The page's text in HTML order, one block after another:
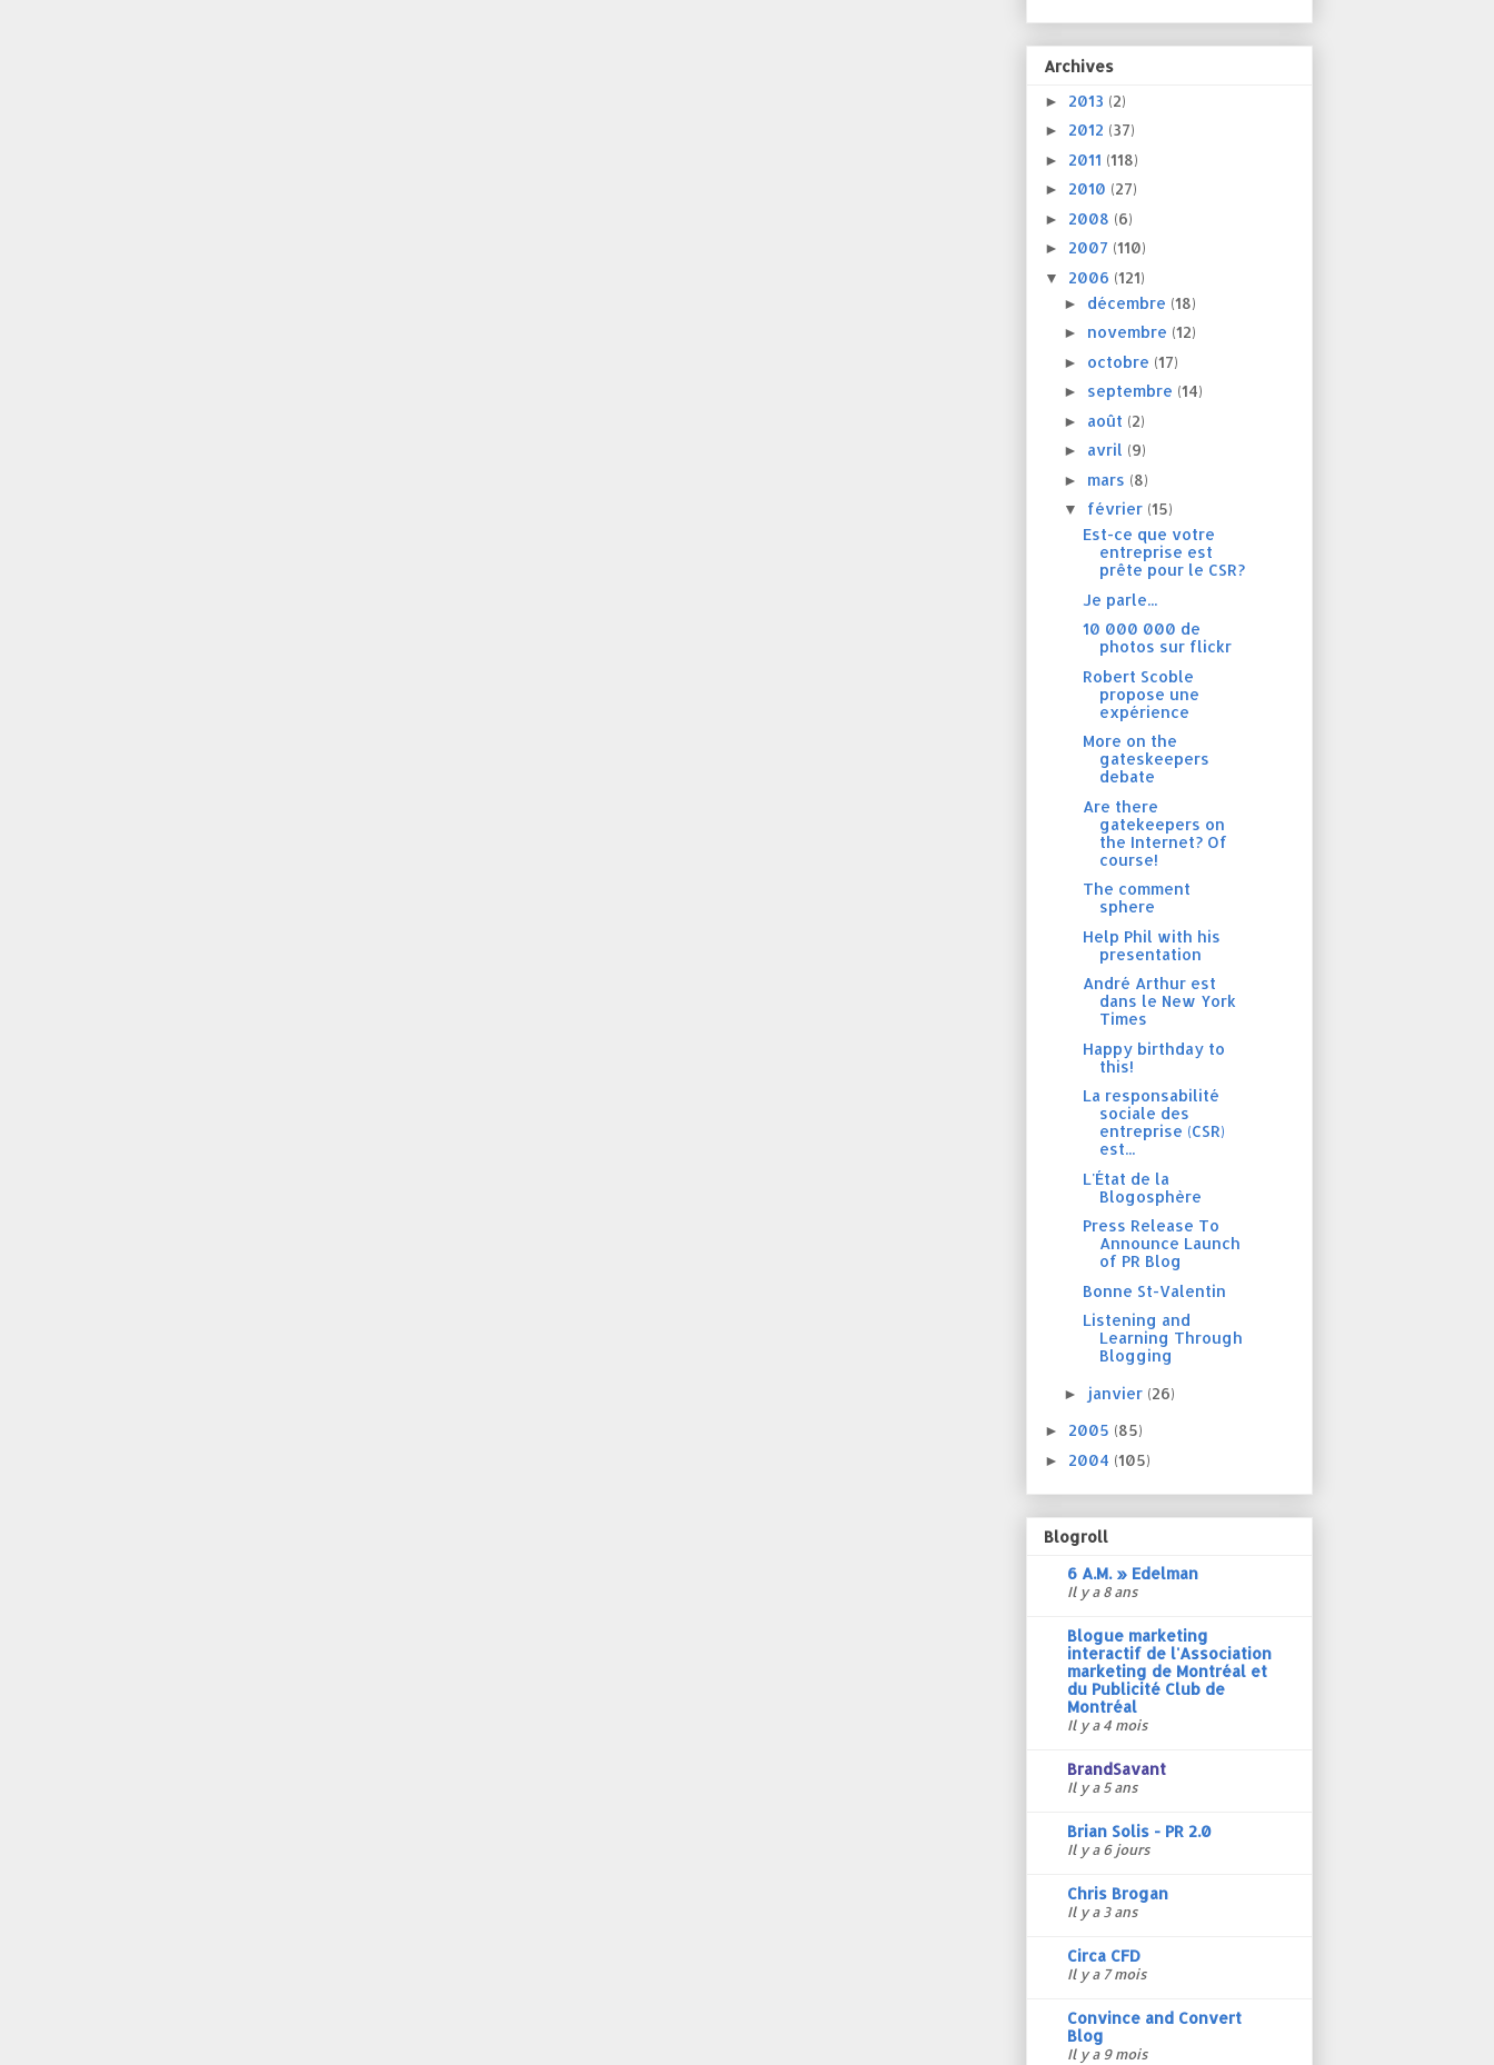
Archives
► 2013 (2)
► 2012 (37)
► 2011 (118)
► 2010 (27)
► 2008 (6)
► 2007 (110)
▼ 2006 (121)
► décembre (18)
► novembre (12)
► octobre (17)
► septembre (14)
► août (2)
► avril (9)
► mars (8)
▼ février (15)
Est-ce que votre
entreprise est
prête pour le CSR?
Je parle...
10 000 000 de
photos sur flickr
Robert Scoble
propose une
expérience
More on the
gateskeepers
debate
Are there
gatekeepers on
the Internet? Of
course!
The comment
sphere
Help Phil with his
presentation
André Arthur est
dans le New York
Times
Happy birthday to
this!
La responsabilité
sociale des
entreprise (CSR)
est...
L'État de la
Blogosphère
Press Release To
Announce Launch
of PR Blog
Bonne St-Valentin
Listening and
Learning Through
Blogging
► janvier (26)
► 2005 (85)
► 2004 (105)
Blogroll
6 A.M. » Edelman
Il y a 8 ans
Blogue marketing
interactif de l'Association
marketing de Montréal et
du Publicité Club de
Montréal
Il y a 4 mois
BrandSavant
Il y a 5 ans
Brian Solis - PR 2.0
Il y a 6 jours
Chris Brogan
Il y a 3 ans
Circa CFD
Il y a 7 mois
Convince and Convert
Blog
Il y a 9 mois